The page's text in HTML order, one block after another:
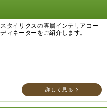
スタイリクスの専属インテリアコー
ディネーターをご紹介します。
詳しく見る